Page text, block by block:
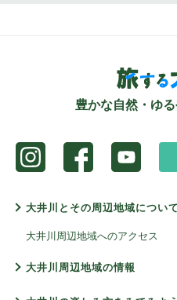
豊かな自然・ゆ
大井川とその周辺地域について
大井川周辺地域へのアクセス
大井川周辺地域の情報